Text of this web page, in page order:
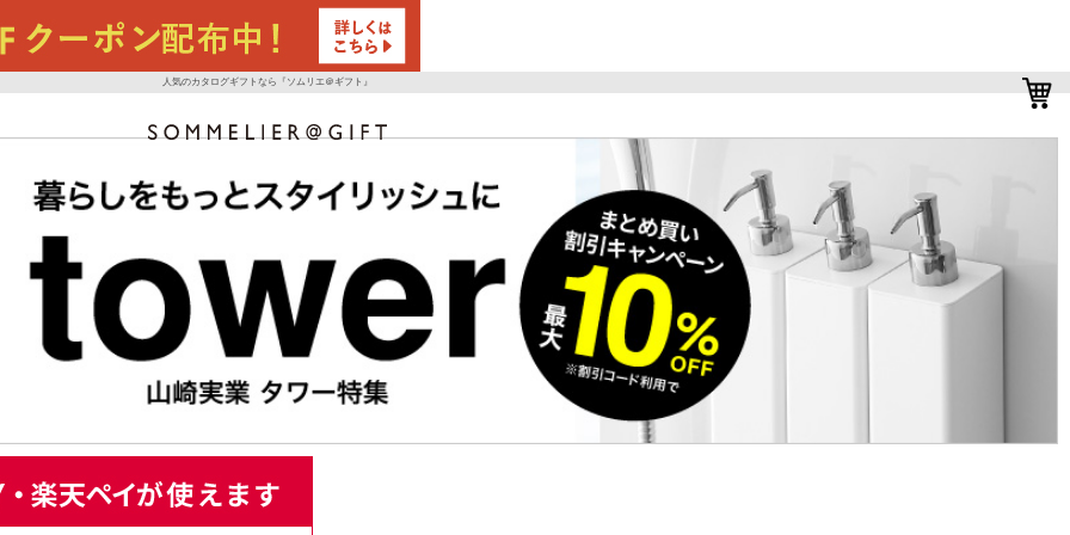
人気のカタログギフトなら『ソムリエ＠ギフト』